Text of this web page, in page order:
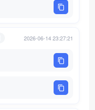
2026-06-14 23:27:21